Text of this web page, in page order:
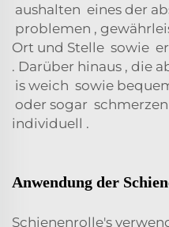
aushalten eines der
problemen ,
Ort und Stelle sowie
. Darüber hinaus , die
is weich sowie
oder sogar schmerzen
individuell .
Anwendung der
Schienenrolle's